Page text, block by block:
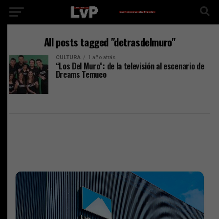
All posts tagged "detrasdelmuro"
CULTURA 1 año atrás
“Los Del Muro”: de la televisión al escenario de
Dreams Temuco